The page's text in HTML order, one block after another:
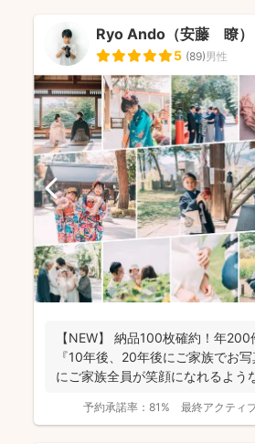
Ryo Ando（安藤 瞭）
5 (89)男性
【NEW】 納品100枚確約！年
『10年後、20年後にご家族でお
にご家族全員が笑顔になれるよう
予約承諾率： 81% 最終アクティ